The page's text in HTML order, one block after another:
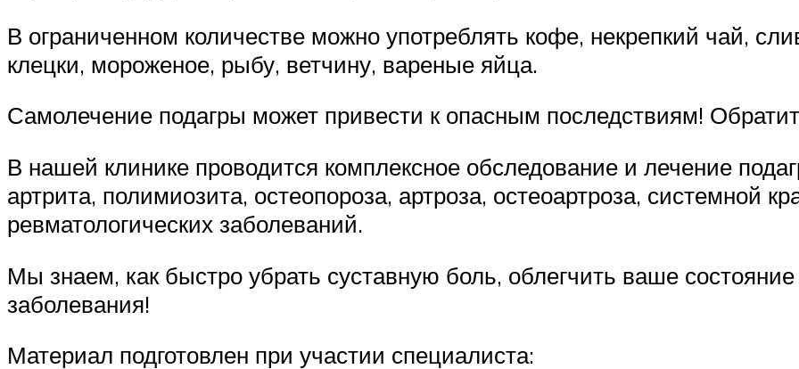
В ограниченном количестве можно употреблять кофе, некрепкий чай,
клецки, мороженое, рыбу, ветчину, вареные яйца.
Самолечение подагры может привести к опасным последствиям!
В нашей клинике проводится комплексное обследование и лечение
артрита, полимиозита, остеопороза, артроза, остеоартроза, системной
ревматологических заболеваний.
Мы знаем, как быстро убрать суставную боль, облегчить ваше
заболевания!
Материал подготовлен при участии специалиста: